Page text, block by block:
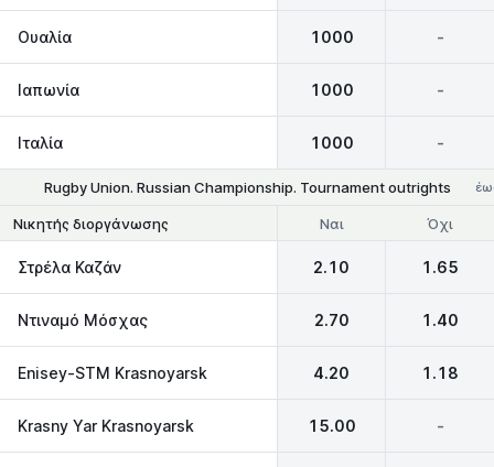
Ουαλία 1000 -
Ιαπωνία 1000 -
Ιταλία 1000 -
Rugby Union. Russian Championship. Tournament outrights
Νικητής διοργάνωσης Ναι Όχι
Στρέλα Καζάν 2.10 1.65
Ντιναμό Μόσχας 2.70 1.40
Enisey-STM Krasnoyarsk 4.20 1.18
Krasny Yar Krasnoyarsk 15.00 -